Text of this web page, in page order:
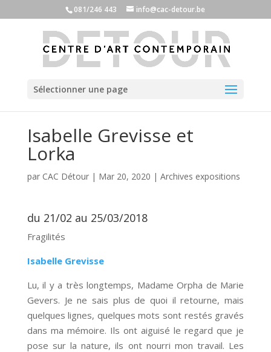
081/246 443 info@cac-detour.be
Sélectionner une page
Isabelle Grevisse et
Lorka
par CAC Détour| Mar 20, 2020 | Archives expositions
du 21/02 au 25/03/2018
Fragilités
Isabelle Grevisse
Lu, il y a très longtemps, Madame Orpha de Marie
Gevers. Je ne sais plus de quoi il retourne, mais
quelques lignes, quelques mots sont restés gravés
dans ma mémoire. Ils ont aiguisé le regard que je
pose sur la nature, ils ont nourri mon travail. Les